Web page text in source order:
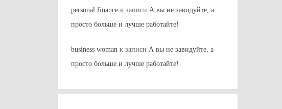
personal finance к записи А вы не завидуйте, а
просто больше и лучше работайте!
business woman к записи А вы не завидуйте, а
просто больше и лучше работайте!